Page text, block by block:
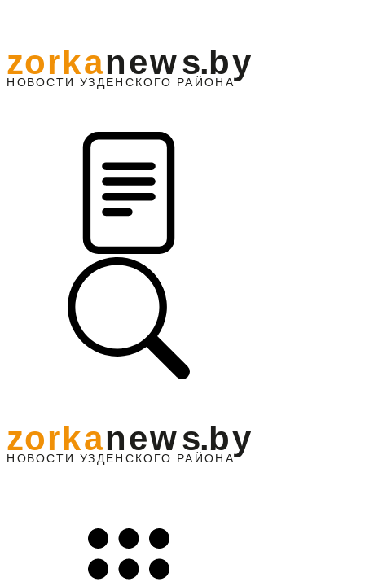
НО ВОСТИ УЗДЕНС КО ГО РАЙОНА
zorkanews.by